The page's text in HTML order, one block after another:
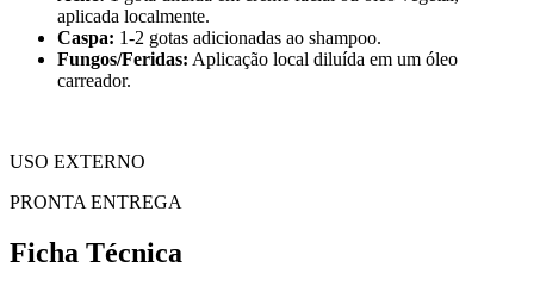
aplicada localmente.
Caspa: 1-2 gotas adicionadas ao shampoo.
Fungos/Feridas: Aplicação local diluída em um óleo
carreador.
USO EXTERNO
PRONTA ENTREGA
Ficha Técnica